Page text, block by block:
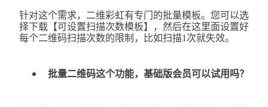
针对这个需求，二维彩虹有专门的批量模板。您可以选
择下载【可设置扫描次数模板】，然后在这里面设置好
每个二维码扫描次数的限制，比如扫描1次就失效。
批量二维码这个功能，基础版会员可以试用吗？